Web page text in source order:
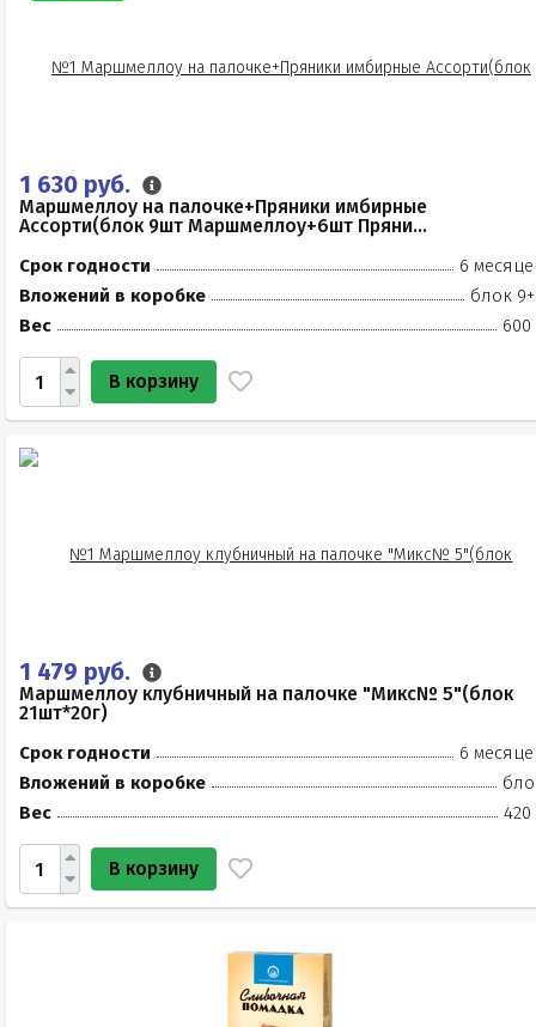
1 630 руб.
Маршмеллоу на палочке+Пряники имбирные
Ассорти(блок 9шт Маршмеллоу+6шт Пряни...
Срок годности
6
Вложений в коробке
блок
Вес
600
В корзину
1 479 руб.
Маршмеллоу клубничный на палочке "Микс№ 5"(блок
21шт*20г)
Срок годности
6
Вложений в коробке
Вес
420
В корзину